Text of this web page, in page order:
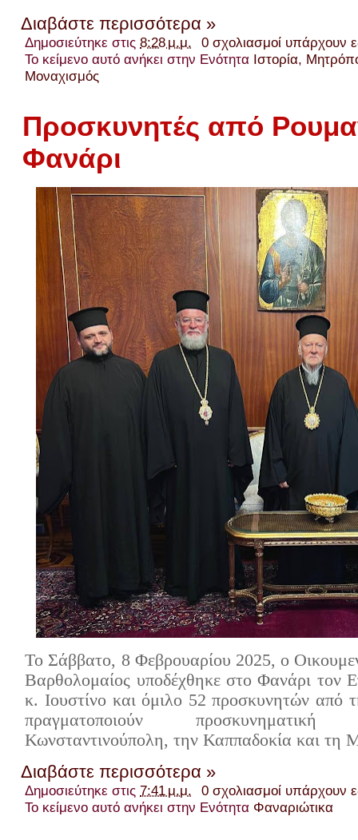
Διαβάστε περισσότερα »
Δημοσιεύτηκε στις8:28 μ.μ.
0 σχολιασμοί υπάρχουν
Το κείμενο αυτό ανήκει στην Ενότητα Ιστορία,
Μοναχισμός
Προσκυνητές από
Φανάρι
Το Σάββατο, 8 Φεβρουαρίου 2025, ο
Βαρθολομαίος υποδέχθηκε στο Φανάρι τον
κ. Ιουστίνο και όμιλο 52 προσκυνητών από
πραγματοποιούν
Κωνσταντινούπολη, την Καππαδοκία και τη
Διαβάστε περισσότερα »
Δημοσιεύτηκε στις7:41 μ.μ.
0 σχολιασμοί υπάρχουν
Το κείμενο αυτό ανήκει στην Ενότητα Φαναριώτικα